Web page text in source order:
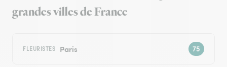
grandes villes de France
FLEURISTES Paris